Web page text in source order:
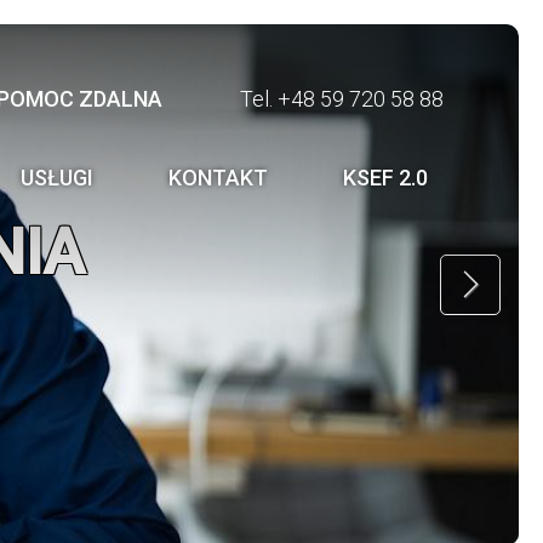
Tel. +48 59 720 58 88
ZDALNA
USŁUGI KONTAKT KSEF 2.0